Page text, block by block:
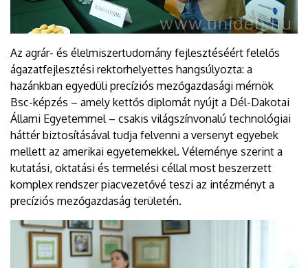
Az agrár- és élelmiszertudomány fejlesztéséért felelős
ágazatfejlesztési rektorhelyettes hangsúlyozta: a
hazánkban egyedüli precíziós mezőgazdasági mérnök
Bsc-képzés – amely kettős diplomát nyújt a Dél-Dakotai
Állami Egyetemmel – csakis világszínvonalú technológiai
háttér biztosításával tudja felvenni a versenyt egyebek
mellett az amerikai egyetemekkel. Véleménye szerint a
kutatási, oktatási és termelési céllal most beszerzett
komplex rendszer piacvezetővé teszi az intézményt a
precíziós mezőgazdaság területén.